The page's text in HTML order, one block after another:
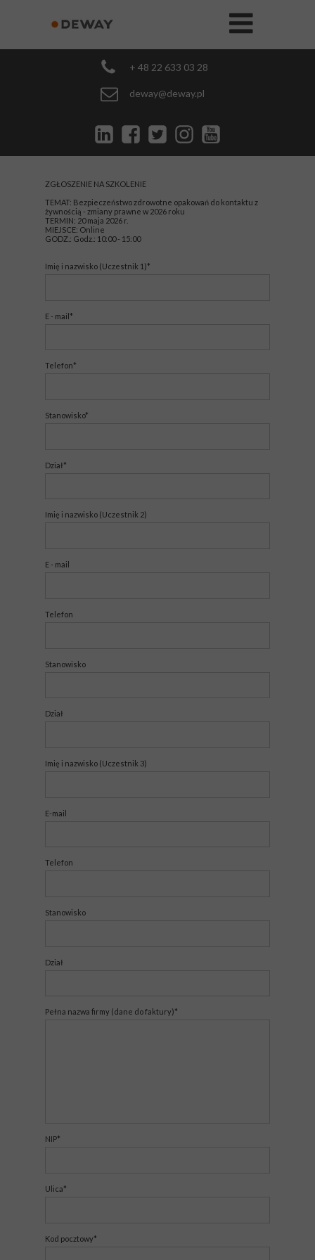
ZGŁOSZENIE NA SZKOLENIE
TEMAT: Bezpieczeństwo zdrowotne opakowań do kontaktu z
żywnością - zmiany prawne w 2026 roku
TERMIN: 20 maja 2026 r.
MIEJSCE: Online
GODZ.: Godz.: 10:00 - 15:00
Imię i nazwisko (Uczestnik 1)*
E - mail*
Telefon*
Stanowisko*
Dział*
Imię i nazwisko (Uczestnik 2)
E - mail
Telefon
Stanowisko
Dział
Imię i nazwisko (Uczestnik 3)
E-mail
Telefon
Stanowisko
Dział
Pełna nazwa firmy (dane do faktury)*
NIP*
Ulica*
Kod pocztowy*
+ 48 22 633 03 28
deway@deway.pl